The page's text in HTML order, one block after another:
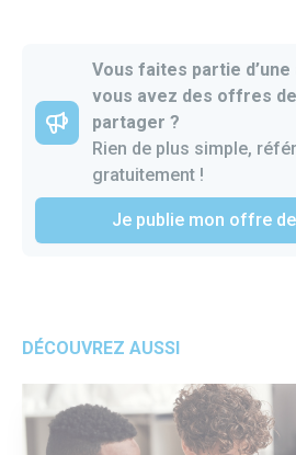
Vous faites partie
vous avez des offres
partager ?
Rien de plus simple,
gratuitement !
Je publie mon offre
DÉCOUVREZ AUSSI